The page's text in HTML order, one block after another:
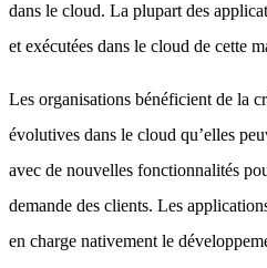
dans le cloud. La plupart des
et exécutées dans le cloud de cette
Les organisations bénéficient de la
évolutives dans le cloud qu’elles
avec de nouvelles fonctionnalités
demande des clients. Les
en charge nativement le